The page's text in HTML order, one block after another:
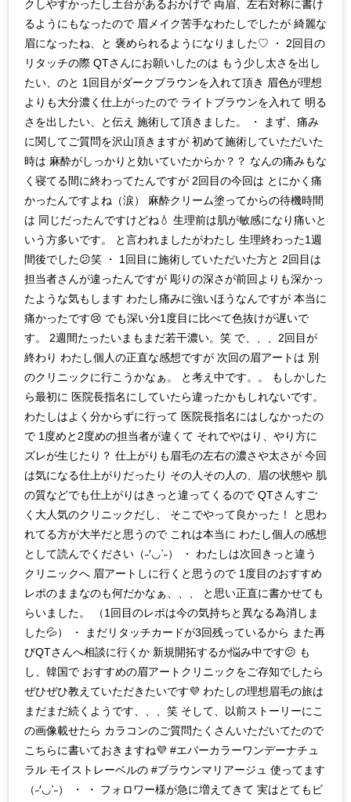
クしやすかったし土台があるおかげで 両眉、左右対称に書け
るようにもなったので 眉メイク苦手なわたしでしたが 綺麗な
眉になったね、と 褒められるようになりました♡ ・ 2回目の
リタッチの際 QTさんにお願いしたのは もう少し太さを出し
たい、のと 1回目がダークブラウンを入れて頂き 眉色が理想
よりも大分濃く仕上がったので ライトブラウンを入れて 明る
さを出したい、と伝え 施術して頂きました。 ・ まず、痛み
に関してご質問を沢山頂きますが 初めて施術していただいた
時は 麻酔がしっかりと効いていたからか？？ なんの痛みもな
く寝てる間に終わってたんですが 2回目の今回は とにかく痛
かったんですよね（涙） 麻酔クリーム塗ってからの待機時間
は 同じだったんですけどね💧 生理前は肌が敏感になり痛いと
いう方多いです。 と言われましたがわたし 生理終わった1週
間後でした😕笑 ・ 1回目に施術していただいた方と 2回目は
担当者さんが違ったんですが 彫りの深さが前回よりも深かっ
たような気もします わたし痛みに強いほうなんですが 本当に
痛かったです😢 でも深い分1度目に比べて色抜けが遅いで
す。 2週間たったいまもまだ若干濃い。笑 で、、、2回目が
終わり わたし個人の正直な感想ですが 次回の眉アートは 別
のクリニックに行こうかなぁ。 と考え中です。。 もしかした
ら最初に 医院長指名にしていたら違ったかもしれないです。
わたしはよく分からずに行って 医院長指名にはしなかったの
で 1度めと2度めの担当者が違くて それでやはり、やり方に
ズレが生じたり？ 仕上がりも眉毛の左右の濃さや太さが 今回
は気になる仕上がりだったり その人その人の、眉の状態や 肌
の質などでも仕上がりはきっと違ってくるので QTさんすご
く大人気のクリニックだし、 そこでやって良かった！ と思わ
れてる方が大半だと思うので これは本当に わたし個人の感想
として読んでください（˶′◡‵˶） ・ わたしは次回きっと違う
クリニックへ 眉アートしに行くと思うので 1度目のおすすめ
レポのままなのも何だかなぁ、、、 と思い正直に書かせても
らいました。 （1回目のレポは今の気持ちと異なる為消しま
した💦） ・ まだリタッチカードが3回残っているから また再
びQTさんへ相談に行くか 新規開拓するか悩み中です😕 も
し、韓国で おすすめの眉アートクリニックをご存知でしたら
ぜひぜひ教えていただきたいです💜 わたしの理想眉毛の旅は
まだまだ続くようです、、、笑 そして、以前ストーリーにこ
の画像載せたら カラコンのご質問たくさんいただいてたので
こちらに書いておきますね💜 #エバーカラーワンデーナチュ
ラル モイストレーベルの #ブラウンマリアージュ 使ってます
（˶′◡‵˶） ・ ・ フォロワー様が急に増えてきて 実はとてもビ